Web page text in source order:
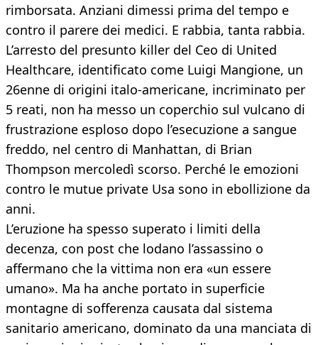
rimborsata. Anziani dimessi prima del tempo e
contro il parere dei medici. E rabbia, tanta rabbia.
L’arresto del presunto killer del Ceo di United
Healthcare, identificato come Luigi Mangione, un
26enne di origini italo-americane, incriminato per
5 reati, non ha messo un coperchio sul vulcano di
frustrazione esploso dopo l’esecuzione a sangue
freddo, nel centro di Manhattan, di Brian
Thompson mercoledì scorso. Perché le emozioni
contro le mutue private Usa sono in ebollizione da
anni.
L’eruzione ha spesso superato i limiti della
decenza, con post che lodano l’assassino o
affermano che la vittima non era «un essere
umano». Ma ha anche portato in superficie
montagne di sofferenza causata dal sistema
sanitario americano, dominato da una manciata di